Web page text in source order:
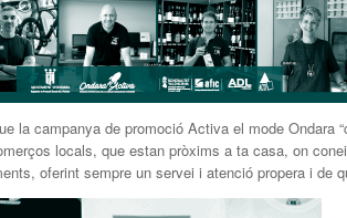
la campanya de promoció Activa el mode Ondara
locals, que estan pròxims a ta casa, on
oferint sempre un servei i atenció propera i de